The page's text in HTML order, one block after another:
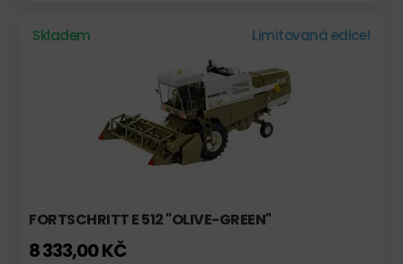
Skladem Limitovaná edice!
FORTSCHRITT E 512 "OLIVE-GREEN"
8 333,00 KČ